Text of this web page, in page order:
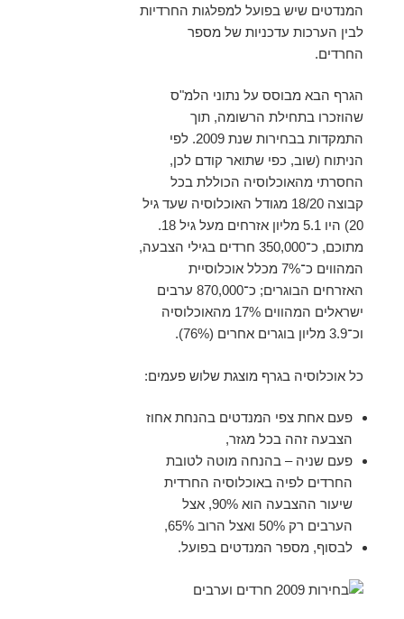
המנדטים שיש בפועל למפלגות החרדיות
לבין הערכות עדכניות של מספר
החרדים.
הגרף הבא מבוסס על נתוני הלמ"ס
שהוזכרו בתחילת הרשומה, תוך
התמקדות בבחירות שנת 2009. לפי
הניתוח (שוב, כפי שתואר קודם לכן,
החסרתי מהאוכלוסיה הכוללת בכל
קבוצה 18/20 מגודל האוכלוסיה שעד גיל
20) היו 5.1 מליון אזרחים מעל גיל 18.
מתוכם, כ־350,000 חרדים בגילי הצבעה,
המהווים כ־7% מכלל אוכלוסיית
האזרחים הבוגרים; כ־870,000 ערבים
ישראלים המהווים 17% מהאוכלוסיה
וכ־3.9 מליון בוגרים אחרים (76%).
כל אוכלוסיה בגרף מוצגת שלוש פעמים:
פעם אחת צפי המנדטים בהנחת אחוז
הצבעה זהה בכל מגזר,
פעם שניה – בהנחה מוטה לטובת
החרדים לפיה באוכלוסיה החרדית
שיעור ההצבעה הוא 90%, אצל
הערבים רק 50% ואצל הרוב 65%,
לבסוף, מספר המנדטים בפועל.